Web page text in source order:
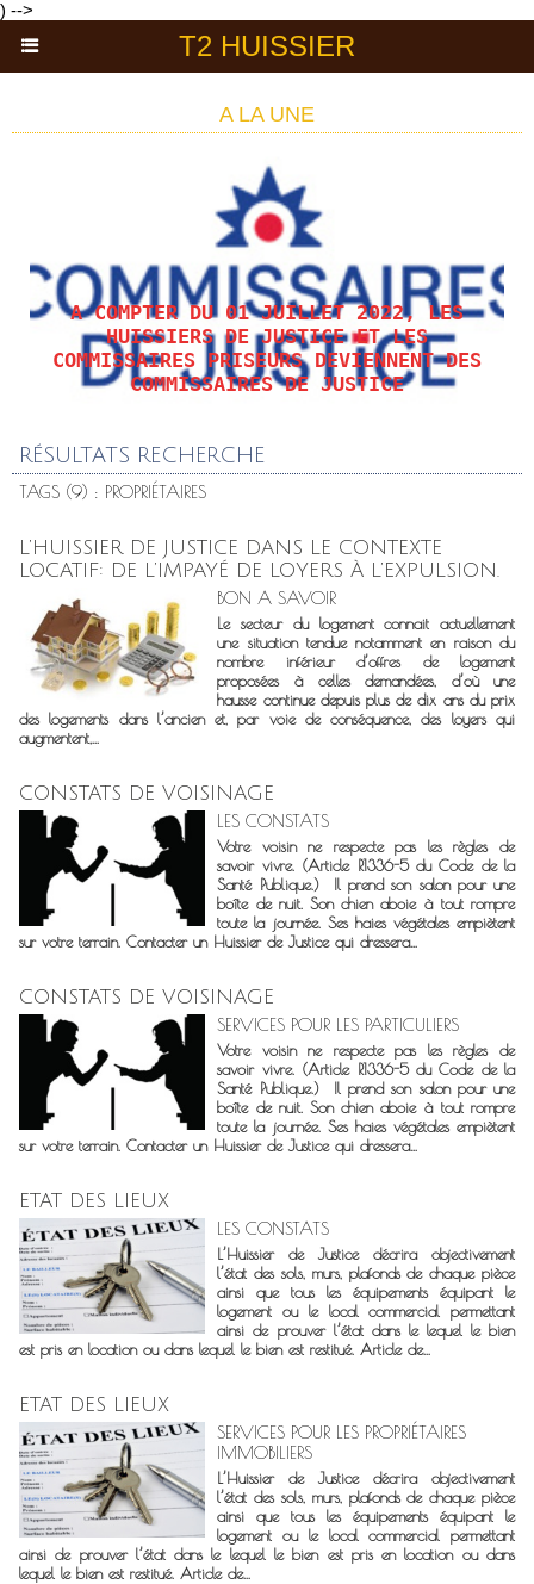
) -->
T2 HUISSIER
A LA UNE
A COMPTER DU 01 JUILLET 2022, LES
HUISSIERS DE JUSTICE ET LES
COMMISSAIRES PRISEURS DEVIENNENT DES
COMMISSAIRES DE JUSTICE
RÉSULTATS RECHERCHE
TAGS (9) : PROPRIÉTAIRES
L’HUISSIER DE JUSTICE DANS LE CONTEXTE
LOCATIF: DE L’IMPAYÉ DE LOYERS À L’EXPULSION.
BON A SAVOIR
Le secteur du logement connait actuellement
une situation tendue notamment en raison du
nombre inférieur d’offres de logement
proposées à celles demandées, d’où une
hausse continue depuis plus de dix ans du prix
des logements dans l’ancien et, par voie de conséquence, des loyers qui
augmentent,...
CONSTATS DE VOISINAGE
LES CONSTATS
Votre voisin ne respecte pas les règles de
savoir vivre. (Article R1336-5 du Code de la
Santé Publique.) Il prend son salon pour une
boîte de nuit. Son chien aboie à tout rompre
toute la journée. Ses haies végétales empiètent
sur votre terrain. Contacter un Huissier de Justice qui dressera...
CONSTATS DE VOISINAGE
SERVICES POUR LES PARTICULIERS
Votre voisin ne respecte pas les règles de
savoir vivre. (Article R1336-5 du Code de la
Santé Publique.) Il prend son salon pour une
boîte de nuit. Son chien aboie à tout rompre
toute la journée. Ses haies végétales empiètent
sur votre terrain. Contacter un Huissier de Justice qui dressera...
ETAT DES LIEUX
LES CONSTATS
L’Huissier de Justice décrira objectivement
l’état des sols, murs, plafonds de chaque pièce
ainsi que tous les équipements équipant le
logement ou le local commercial permettant
ainsi de prouver l’état dans le lequel le bien
est pris en location ou dans lequel le bien est restitué. Article de...
ETAT DES LIEUX
SERVICES POUR LES PROPRIÉTAIRES
IMMOBILIERS
L’Huissier de Justice décrira objectivement
l’état des sols, murs, plafonds de chaque pièce
ainsi que tous les équipements équipant le
logement ou le local commercial permettant
ainsi de prouver l’état dans le lequel le bien est pris en location ou dans
lequel le bien est restitué. Article de...